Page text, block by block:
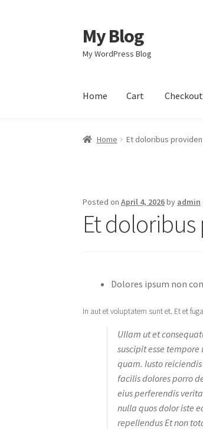
Skip
to
navigation
Skip
to
content
My Blog
My WordPress Blog
Home Cart Checkout
Home Checkout My
Home Et doloribus
Posted onApril 4, 2026by admin
Et
Dolores ipsum non
In aut et voluptatem sunt et. Et et
Ullam ut et
suscipit esse
quam. Iusto
facilis dolores porro
eius perferendis
nulla quos dolor iste
repellendus Et non